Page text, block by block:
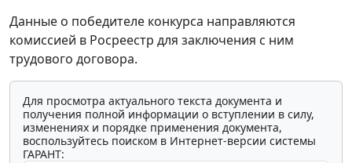
Данные о победителе конкурса направляются
комиссией в Росреестр для заключения с ним
трудового договора.
Для просмотра актуального текста документа и
получения полной информации о вступлении в силу,
изменениях и порядке применения документа,
воспользуйтесь поиском в Интернет-версии системы
ГАРАНТ: